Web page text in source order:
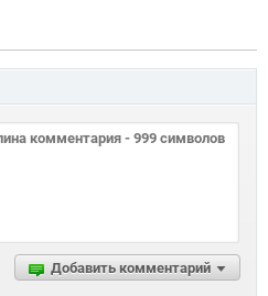
Добавить комментарий